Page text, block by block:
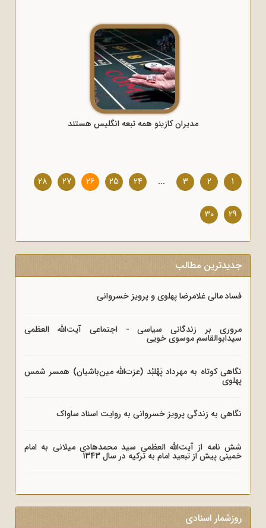
مدیران کازینو همه تبعه انگلیس هستند
1
2
3
...
24
25
26
27
28
29
30
جدیدترین مطالب
فساد مالی غلامرضا پهلوی و پرویز خسروانی
مروری بر زندگانی سیاسی - اجتماعی آیت‌الله العظمی
سیدابوالقاسم موسوی خویی
نگاهی کوتاه به مهرداد پَهْلبُد (عزت‌الله مین‌باشیان) همسر شمس
پهلوی
نگاهی به زندگی پرویز خسروانی به روایت اسناد ساواک
شش نامه از آیت‌الله العظمی سید محمدهادی میلانی به امام
خمینی پیش از تبعید امام به ترکیه در سال 1343
روزشمار اسنادی